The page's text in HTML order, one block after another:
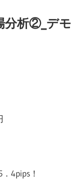
分析②_デモ
4pips！